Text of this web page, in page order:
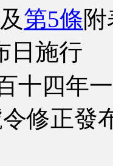
及第5條
日施行
十四年
令修正發